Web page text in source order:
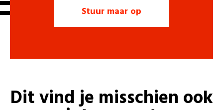
Dit vind je misschien ook